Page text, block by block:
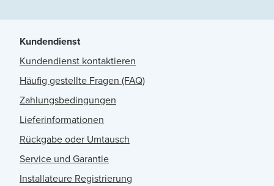
Kundendienst
Kundendienst kontaktieren
Häufig gestellte Fragen (FAQ)
Zahlungsbedingungen
Lieferinformationen
Rückgabe oder Umtausch
Service und Garantie
Installateure Registrierung